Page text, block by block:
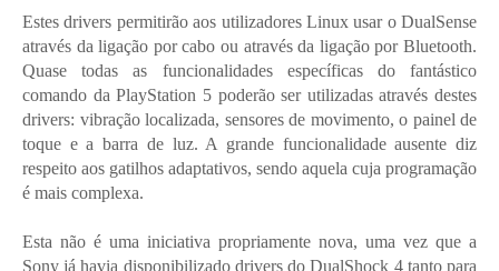
Estes drivers permitirão aos utilizadores Linux usar o DualSense
através da ligação por cabo ou através da ligação por Bluetooth.
Quase todas as funcionalidades específicas do fantástico
comando da PlayStation 5 poderão ser utilizadas através destes
drivers: vibração localizada, sensores de movimento, o painel de
toque e a barra de luz. A grande funcionalidade ausente diz
respeito aos gatilhos adaptativos, sendo aquela cuja programação
é mais complexa.
Esta não é uma iniciativa propriamente nova, uma vez que a
Sony já havia disponibilizado drivers do DualShock 4 tanto para